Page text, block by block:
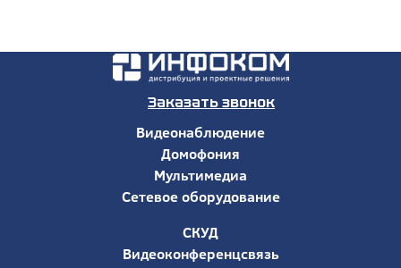
Заказать звонок
Видеонаблюдение
Домофония
Мультимедиа
Сетевое оборудование
СКУД
Видеоконференцсвязь